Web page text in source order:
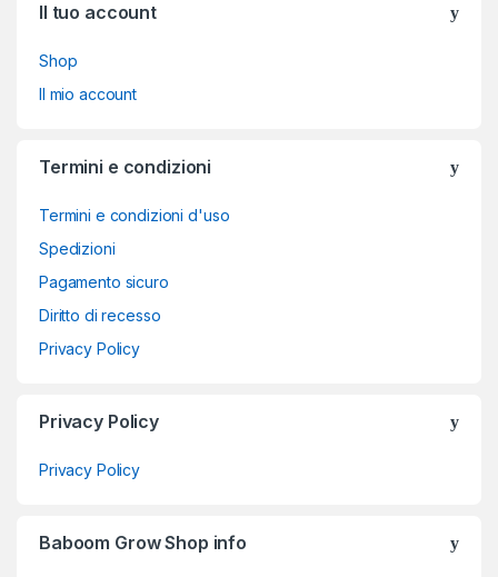
Il tuo account
Shop
Il mio account
Termini e condizioni
Termini e condizioni d'uso
Spedizioni
Pagamento sicuro
Diritto di recesso
Privacy Policy
Privacy Policy
Privacy Policy
Baboom Grow Shop info